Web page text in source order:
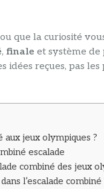
que la curiosité
, finale et système de
reçues, pas les
aux jeux olympiques ?
escalade
combiné des jeux
l’escalade combiné